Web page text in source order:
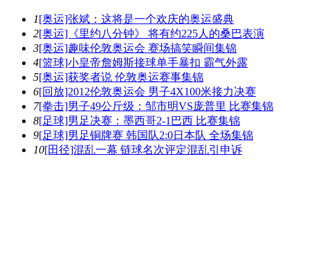
1[奥运]张斌：这将是一个欢庆的奥运盛典
2[奥运]《里约八分钟》 将有约225人的桑巴表演
3[奥运]趣味伦敦奥运会 赛场搞笑瞬间集锦
4[篮球]小皇帝詹姆斯接球单手暴扣 霸气外露
5[奥运]获奖者说 伦敦奥运赛事集锦
6[回放]2012伦敦奥运会 男子4X100米接力决赛
7[拳击]男子49公斤级：邹市明VS庞普里 比赛集锦
8[足球]男足决赛：墨西哥2-1巴西 比赛集锦
9[足球]男足铜牌赛 韩国队2:0日本队 全场集锦
10[田径]混乱一幕 链球名次评定混乱引申诉